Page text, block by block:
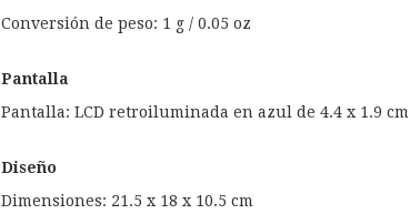
Conversión de peso: 1 g / 0.05 oz
Pantalla
Pantalla: LCD retroiluminada en azul de 4.4 x 1.9 cm
Diseño
Dimensiones: 21.5 x 18 x 10.5 cm